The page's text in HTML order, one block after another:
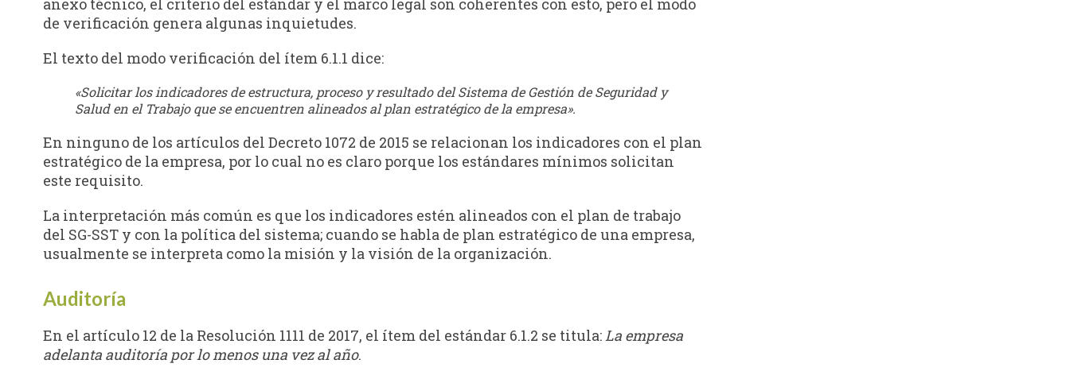
anexo técnico, el criterio del estándar y el marco legal son coherentes con esto, pero el modo
de verificación genera algunas inquietudes.
El texto del modo verificación del ítem 6.1.1 dice:
«Solicitar los indicadores de estructura, proceso y resultado del Sistema de Gestión de Seguridad y
Salud en el Trabajo que se encuentren alineados al plan estratégico de la empresa».
En ninguno de los artículos del Decreto 1072 de 2015 se relacionan los indicadores con el plan
estratégico de la empresa, por lo cual no es claro porque los estándares mínimos solicitan
este requisito.
La interpretación más común es que los indicadores estén alineados con el plan de trabajo
del SG-SST y con la política del sistema; cuando se habla de plan estratégico de una empresa,
usualmente se interpreta como la misión y la visión de la organización.
Auditoría
En el artículo 12 de la Resolución 1111 de 2017, el ítem del estándar 6.1.2 se titula:La empresa
adelanta auditoría por lo menos una vez al año.